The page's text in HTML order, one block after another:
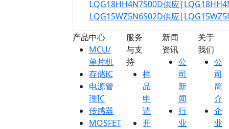
LQG18HH4N7S00D供应
LQG15WZ5N6S02D供应
产品中心
MCU/
单片机
存储IC
电源管
理IC
传感器
MOSFET
服务
与支
持
样
品
申
请
开
新闻
资讯
公
司
新
闻
行
业
关于
我们
公
司
简
介
企
业